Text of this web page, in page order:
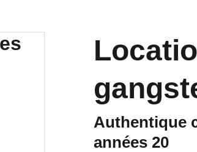
Authentique
années 20